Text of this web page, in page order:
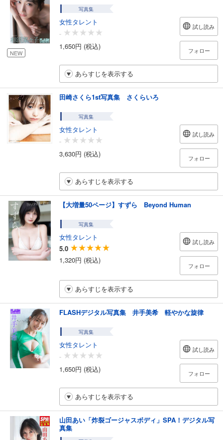
NEW
写真集
女性タレント
-
1,650円 (税込)
試し読み
フォロー
あらすじを表示する
田崎さくら1st写真集 さくらいろ
写真集
女性タレント
-
3,630円 (税込)
試し読み
フォロー
あらすじを表示する
【大増量50ページ】すずら Beyond Human
写真集
女性タレント
5.0
1,320円 (税込)
試し読み
フォロー
あらすじを表示する
FLASHデジタル写真集 井手美希 軽やかな旋律
写真集
女性タレント
-
1,650円 (税込)
試し読み
フォロー
あらすじを表示する
山田あい「炸裂ゴージャスボディ」SPA！デジタル写
真集